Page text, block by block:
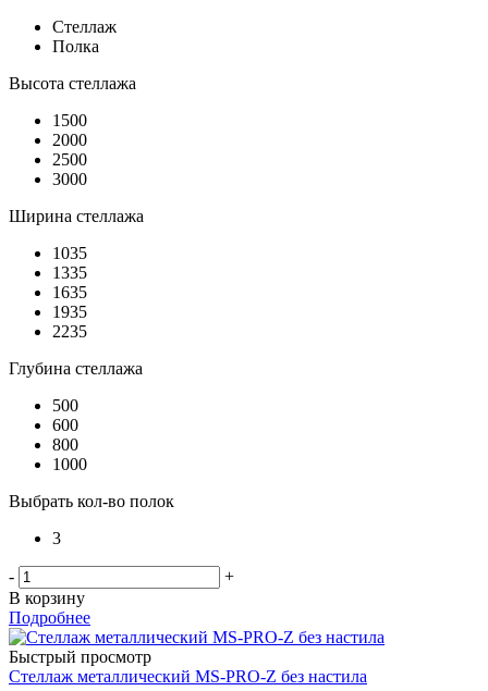
Стеллаж
Полка
Высота стеллажа
1500
2000
2500
3000
Ширина стеллажа
1035
1335
1635
1935
2235
Глубина стеллажа
500
600
800
1000
Выбрать кол-во полок
3
-
+
В корзину
Подробнее
Быстрый просмотр
Стеллаж металлический MS-PRO-Z без настила